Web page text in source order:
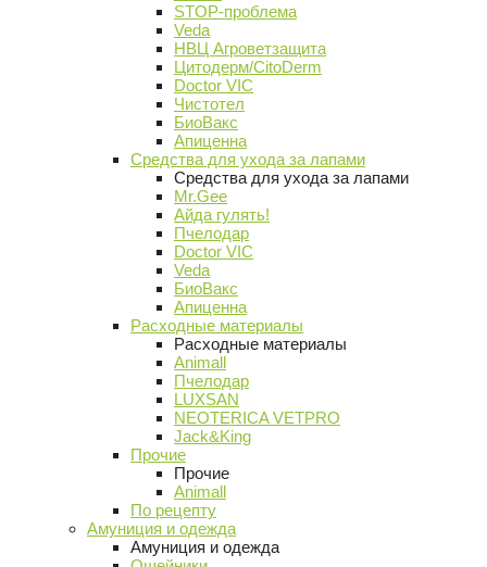
STOP-проблема
Veda
НВЦ Агроветзащита
Цитодерм/CitoDerm
Doctor VIC
Чистотел
БиоВакс
Апиценна
Средства для ухода за лапами
Средства для ухода за лапами
Mr.Gee
Айда гулять!
Пчелодар
Doctor VIC
Veda
БиоВакс
Апиценна
Расходные материалы
Расходные материалы
Animall
Пчелодар
LUXSAN
NEOTERICA VETPRO
Jack&King
Прочие
Прочие
Animall
По рецепту
Амуниция и одежда
Амуниция и одежда